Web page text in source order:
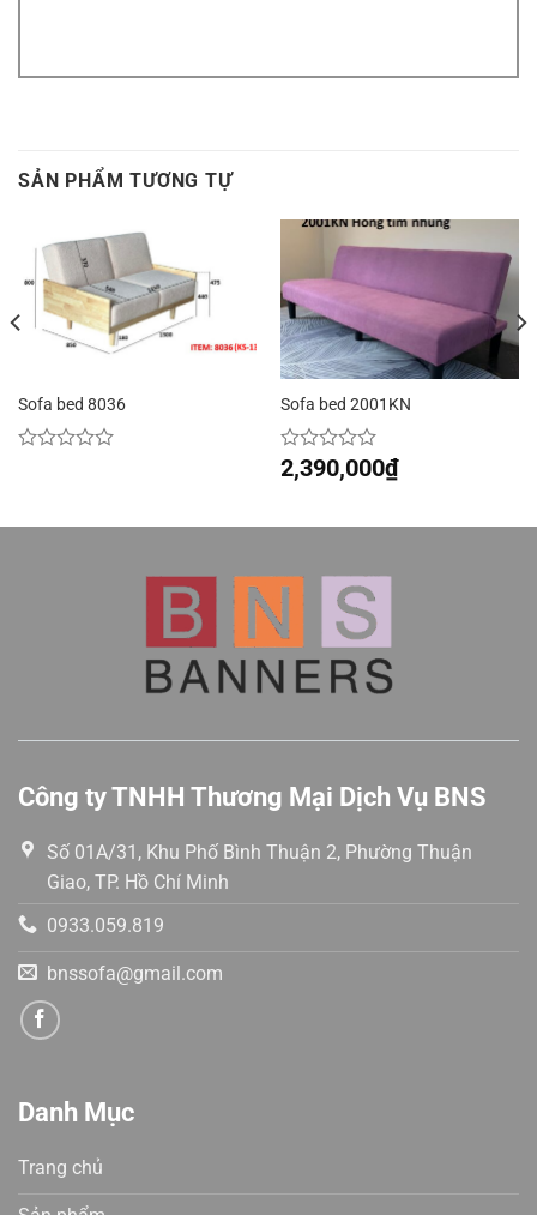
SẢN PHẨM TƯƠNG TỰ
Sofa bed 8036
0
Sofa bed 2001KN
Được
xếp
0
2,390,000₫
Công ty TNHH Thương Mại Dịch Vụ BNS
Số 01A/31, Khu Phố Bình Thuận 2, Phường Thuận
Giao, TP. Hồ Chí Minh
0933.059.819
bnssofa@gmail.com
Danh Mục
Trang chủ